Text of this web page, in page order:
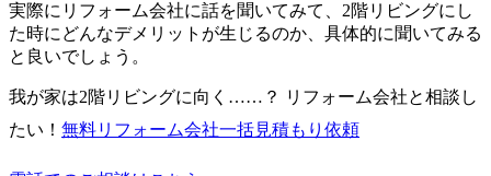
実際にリフォーム会社に話を聞いてみて、2階リビングにし
た時にどんなデメリットが生じるのか、具体的に聞いてみる
と良いでしょう。
我が家は2階リビングに向く……？ リフォーム会社と相談し
たい！ 無料リフォーム会社一括見積もり依頼